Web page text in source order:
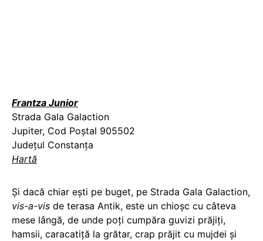
Frantza Junior
Strada Gala Galaction
Jupiter, Cod Poștal 905502
Județul Constanța
Hartă
Și dacă chiar ești pe buget, pe Strada Gala Galaction,
vis-a-vis de terasa Antik, este un chioșc cu câteva
mese lângă, de unde poți cumpăra guvizi prăjiți,
hamsii, caracatiță la grătar, crap prăjit cu mujdei și